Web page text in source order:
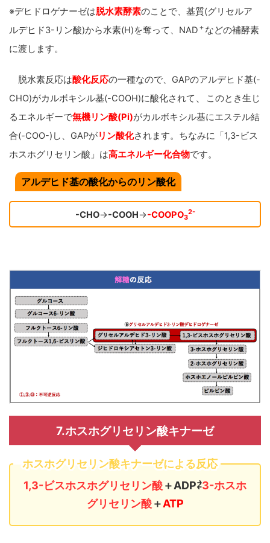
※デヒドロゲナーゼは脱水素酵素のことで、基質(グリセルア
ルデヒド3-リン酸)から水素(H)を奪って、NAD ＋ などの補酵素
に渡します。
脱水素反応は酸化反応の一種なので、GAPのアルデヒド基(-
CHO)がカルボキシル基(-COOH)に酸化されて 、
このとき生じ
るエネルギーで無機リン酸(Pi)がカルボキシル基にエステル結
合(-COO-)し、GAPがリン酸化されます。 ちなみに「1,3-ビス
ホスホグリセリン酸」は高エネルギー化合物です。
アルデヒド基の酸化からのリン酸化
-CHO→-COOH→-COOPO3
2-
7.ホスホグリセリン酸キナーゼ
ホスホグリセリン酸キナーゼによる反応
1,3-ビスホスホグリセリン酸＋ADP⇄3-ホスホ
グリセリン酸＋ATP